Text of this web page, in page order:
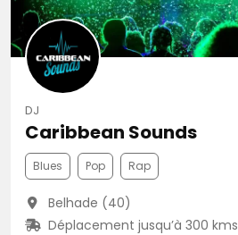
DJ
Caribbean Sounds
Blues Pop Rap
Belhade (40)
Déplacement jusqu’à 300 kms